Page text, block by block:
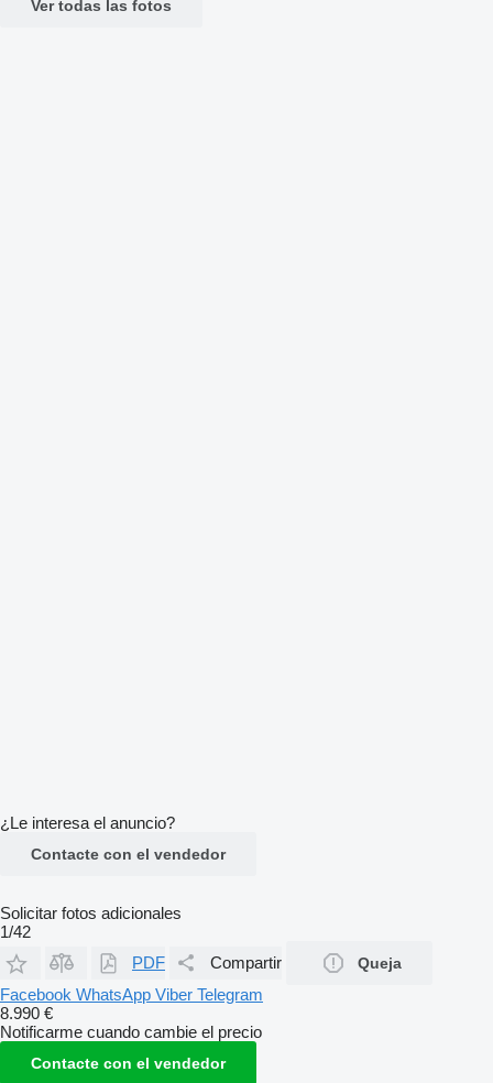
Ver todas las fotos
¿Le interesa el anuncio?
Contacte con el vendedor
Solicitar fotos adicionales
1/42
PDF
Compartir Queja
Facebook WhatsApp Viber Telegram
8.990 €
Notificarme cuando cambie el precio
Contacte con el vendedor